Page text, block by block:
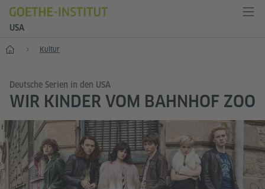
USA
Start Kultur
Deutsche Serien in den USA
WIR KINDER VOM BAHNHOF ZOO